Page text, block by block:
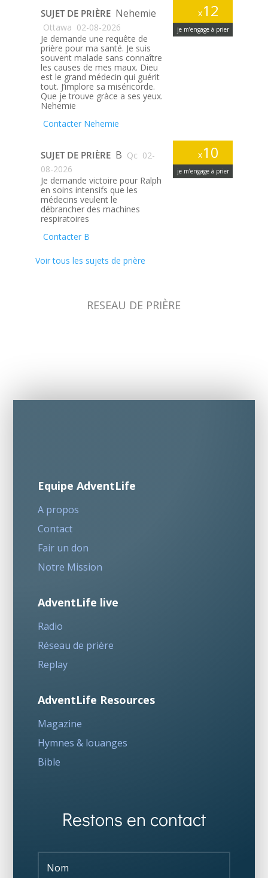
x12
je m’engage à prier
SUJET DE PRIÈRE Nehemie
Ottawa 02-08-2026
Je demande une requête de
prière pour ma santé. Je suis
souvent malade sans connaître
les causes de mes maux. Dieu
est le grand médecin qui guérit
tout. J’implore sa miséricorde.
Que je trouve gràce a ses yeux.
Nehemie
Contacter Nehemie
x10
je m’engage à prier
SUJET DE PRIÈRE B Qc 02-
08-2026
Je demande victoire pour Ralph
en soins intensifs que les
médecins veulent le
débrancher des machines
respiratoires
Contacter B
Voir tous les sujets de prière
RESEAU DE PRIÈRE
Equipe AdventLife
A propos
Contact
Fair un don
Notre Mission
AdventLife live
Radio
Réseau de prière
Replay
AdventLife Resources
Magazine
Hymnes & louanges
Bible
Restons en contact